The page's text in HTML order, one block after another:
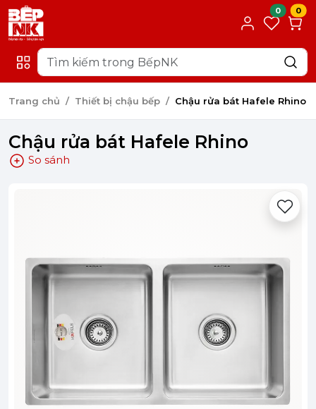
0 0
Trang chủ Thiết bị chậu bếp Chậu rửa bát Hafele Rhino
Chậu rửa bát Hafele Rhino
So sánh